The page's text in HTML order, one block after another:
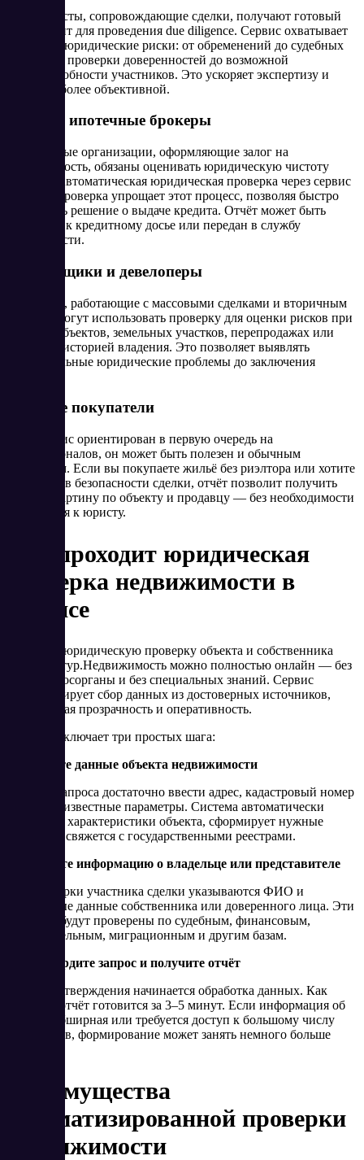
Специалисты, сопровождающие сделки, получают готовый
инструмент для проведения due diligence. Сервис охватывает
основные юридические риски: от обременений до судебных
споров, от проверки доверенностей до возможной
недееспособности участников. Это ускоряет экспертизу и
делает её более объективной.
Банки и ипотечные брокеры
Финансовые организации, оформляющие залог на
недвижимость, обязаны оценивать юридическую чистоту
объекта. Автоматическая юридическая проверка через сервис
Эксперт‑проверка упрощает этот процесс, позволяя быстро
принимать решение о выдаче кредита. Отчёт может быть
приложен к кредитному досье или передан в службу
безопасности.
Застройщики и девелоперы
Компании, работающие с массовыми сделками и вторичным
рынком, могут использовать проверку для оценки рисков при
покупке объектов, земельных участков, перепродажах или
активах с историей владения. Это позволяет выявлять
потенциальные юридические проблемы до заключения
Частные покупатели
Хотя сервис ориентирован в первую очередь на
профессионалов, он может быть полезен и обычным
гражданам. Если вы покупаете жильё без риэлтора или хотите
убедиться в безопасности сделки, отчёт позволит получить
полную картину по объекту и продавцу — без необходимости
обращаться к юристу.
Как проходит юридическая
проверка недвижимости в
сервисе
Провести юридическую проверку объекта и собственника
через Контур.Недвижимость можно полностью онлайн — без
визита в госорганы и без специальных знаний. Сервис
автоматизирует сбор данных из достоверных источников,
обеспечивая прозрачность и оперативность.
Процесс включает три простых шага:
1. Укажите данные объекта недвижимости
В форме запроса достаточно ввести адрес, кадастровый номер
или иные известные параметры. Система автоматически
определит характеристики объекта, сформирует нужные
запросы и свяжется с государственными реестрами.
2. Добавьте информацию о владельце или представителе
Для проверки участника сделки указываются ФИО и
паспортные данные собственника или доверенного лица. Эти
сведения будут проверены по судебным, финансовым,
исполнительным, миграционным и другим базам.
3. Подтвердите запрос и получите отчёт
После подтверждения начинается обработка данных. Как
правило, отчёт готовится за 3–5 минут. Если информация об
объекте обширная или требуется доступ к большому числу
источников, формирование может занять немного больше
Преимущества
автоматизированной проверки
недвижимости